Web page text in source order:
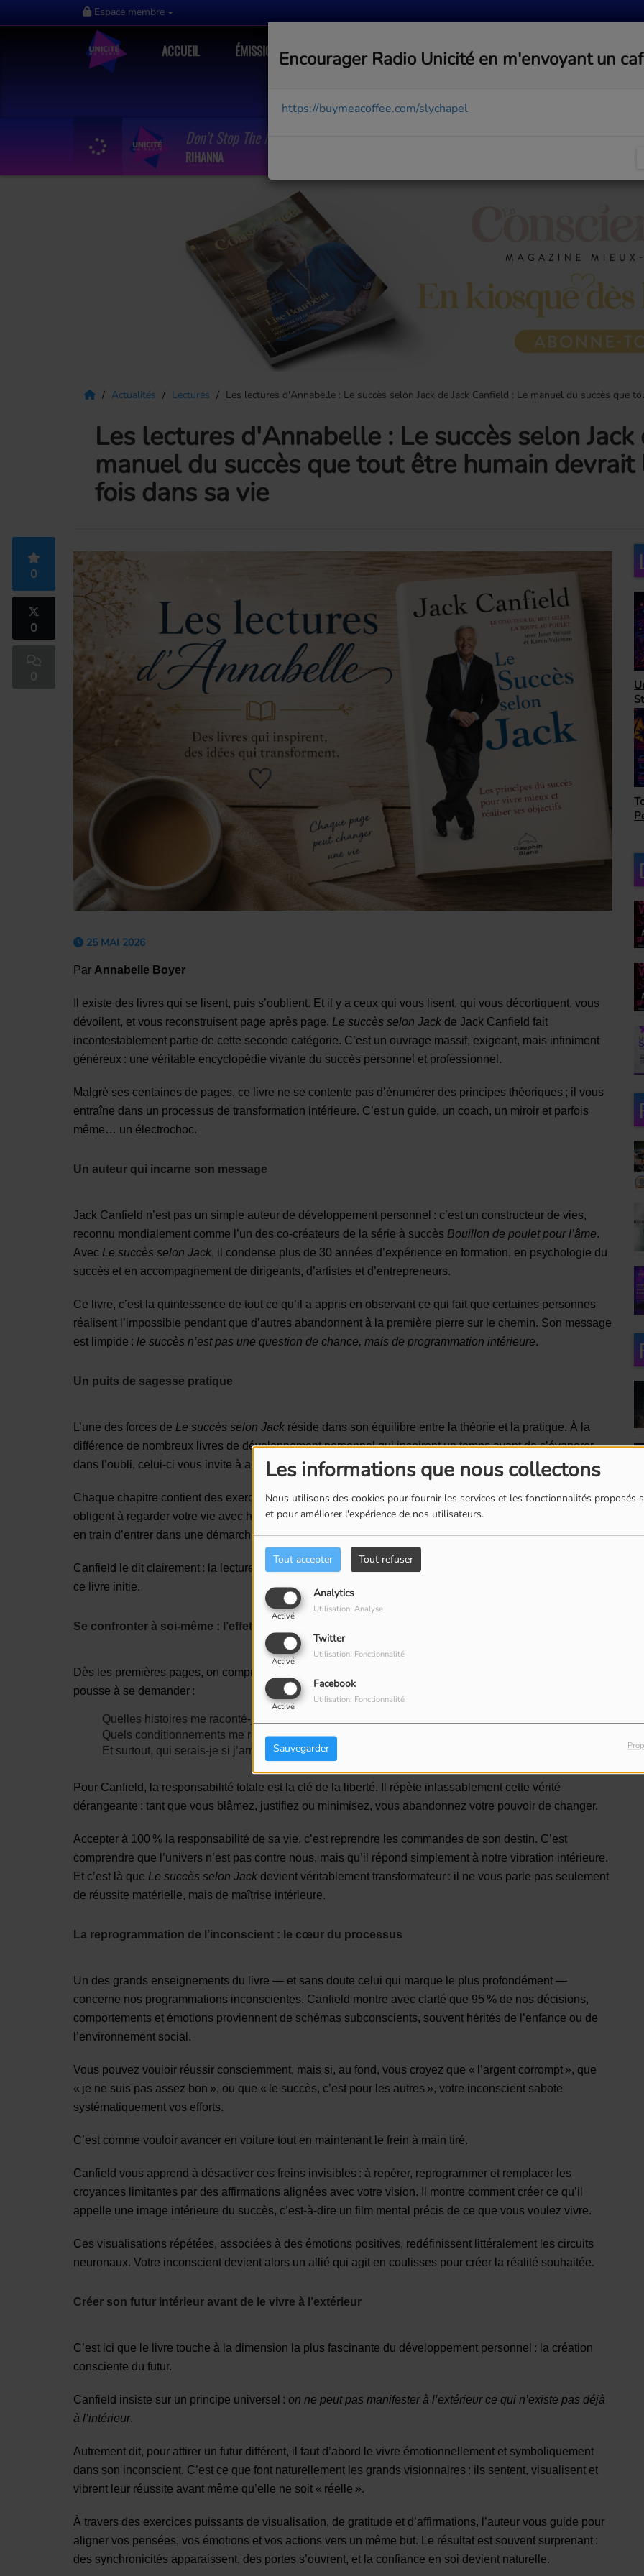
Les informations que nous collectons
Nous utilisons des cookies pour fournir les services et les fonctionnalités proposés
et pour améliorer l'expérience de nos utilisateurs.
Tout accepter Tout refuser
Analytics
Activé
Utilisation: Analyse
Twitter
Activé
Utilisation: Fonctionnalité
Facebook
Activé
Utilisation: Fonctionnalité
Sauvegarder
Espace membre
ACCUEIL ÉMISSIONS MUSIQUE ACTUALITÉS MÉDIAS
Don't Stop The Music
RIHANNA
Actualités Lectures Les lectures d'Annabelle : Le succès selon Jack de Jack Canfield : Le manuel du succès que
Les lectures d'Annabelle : Le succès selon Jack
manuel du succès que tout être humain
fois dans sa vie
0
0
0
25 MAI 2026
Par Annabelle Boyer
Il existe des livres qui se lisent, puis s’oublient. Et il y a ceux qui vous lisent, qui vous décortiquent, vous
dévoilent, et vous reconstruisent page après page. Le succès selon Jack de Jack Canfield fait
incontestablement partie de cette seconde catégorie. C’est un ouvrage massif, exigeant, mais infiniment
généreux : une véritable encyclopédie vivante du succès personnel et professionnel.
Malgré ses centaines de pages, ce livre ne se contente pas d’énumérer des principes théoriques ; il vous
entraîne dans un processus de transformation intérieure. C’est un guide, un coach, un miroir et parfois
même… un électrochoc.
Un auteur qui incarne son message
Jack Canfield n’est pas un simple auteur de développement personnel : c’est un constructeur de vies,
reconnu mondialement comme l’un des co-créateurs de la série à succès Bouillon de poulet pour l’âme.
Avec Le succès selon Jack, il condense plus de 30 années d’expérience en formation, en psychologie du
succès et en accompagnement de dirigeants, d’artistes et d’entrepreneurs.
Ce livre, c’est la quintessence de tout ce qu’il a appris en observant ce qui fait que certaines personnes
réalisent l’impossible pendant que d’autres abandonnent à la première pierre sur le chemin. Son message
est limpide : le succès n’est pas une question de chance, mais de programmation intérieure.
Un puits de sagesse pratique
L’une des forces de Le succès selon Jack réside dans son équilibre entre la théorie et la pratique. À la
différence de nombreux livres de développement personnel qui inspirent un temps avant de s’évaporer
dans l’oubli, celui-ci vous invite à agir immédiatement.
Chaque chapitre contient des exercices concrets, des tests de réflexion et des plans d’action qui vous
obligent à regarder votre vie avec honnêteté. Vous n’êtes pas seulement en train de lire un livre : vous êtes
en train d’entrer dans une démarche d’expansion.
Canfield le dit clairement : la lecture ne transforme pas, l’action consciente oui. Et c’est exactement ce que
ce livre initie.
Se confronter à soi-même : l’effet miroir
Dès les premières pages, on comprend que Jack Canfield n’écrit pas pour flatter, mais pour réveiller. Il
pousse à se demander :
Quelles histoires me raconté-je pour justifier mes limites ?
Quels conditionnements me retiennent d’agir ?
Et surtout, qui serais-je si j’arrêtais de croire à mes excuses ?
Pour Canfield, la responsabilité totale est la clé de la liberté. Il répète inlassablement cette vérité
dérangeante : tant que vous blâmez, justifiez ou minimisez, vous abandonnez votre pouvoir de changer.
Accepter à 100 % la responsabilité de sa vie, c’est reprendre les commandes de son destin. C’est
comprendre que l’univers n’est pas contre nous, mais qu’il répond simplement à notre vibration intérieure.
Et c’est là que Le succès selon Jack devient véritablement transformateur : il ne vous parle pas seulement
de réussite matérielle, mais de maîtrise intérieure.
La reprogrammation de l’inconscient : le cœur du processus
Un des grands enseignements du livre — et sans doute celui qui marque le plus profondément —
concerne nos programmations inconscientes. Canfield montre avec clarté que 95 % de nos décisions,
comportements et émotions proviennent de schémas subconscients, souvent hérités de l’enfance ou de
l’environnement social.
Vous pouvez vouloir réussir consciemment, mais si, au fond, vous croyez que « l’argent corrompt », que
« je ne suis pas assez bon », ou que « le succès, c’est pour les autres », votre inconscient sabote
systématiquement vos efforts.
C’est comme vouloir avancer en voiture tout en maintenant le frein à main tiré.
Canfield vous apprend à désactiver ces freins invisibles : à repérer, reprogrammer et remplacer les
croyances limitantes par des affirmations alignées avec votre vision. Il montre comment créer ce qu’il
appelle une image intérieure du succès, c’est-à-dire un film mental précis de ce que vous voulez vivre.
Ces visualisations répétées, associées à des émotions positives, redéfinissent littéralement les circuits
neuronaux. Votre inconscient devient alors un allié qui agit en coulisses pour créer la réalité souhaitée.
Créer son futur intérieur avant de le vivre à l’extérieur
C’est ici que le livre touche à la dimension la plus fascinante du développement personnel : la création
consciente du futur.
Canfield insiste sur un principe universel : on ne peut pas manifester à l’extérieur ce qui n’existe pas déjà
à l’intérieur.
Autrement dit, pour attirer un futur différent, il faut d’abord le vivre émotionnellement et symboliquement
dans son inconscient. C’est ce que font naturellement les grands visionnaires : ils sentent, visualisent et
vibrent leur réussite avant même qu’elle ne soit « réelle ».
À travers des exercices puissants de visualisation, de gratitude et d’affirmations, l’auteur vous guide pour
aligner vos pensées, vos émotions et vos actions vers un même but. Le résultat est souvent surprenant :
des synchronicités apparaissent, des portes s’ouvrent, et la confiance en soi devient naturelle.
Unbeatable 80's avec
Steve Randall
Top Succès avec Bob
Péloquin
Encourager Radio Unicité en m'envoyant un
https://buymeacoffee.com/slychapel